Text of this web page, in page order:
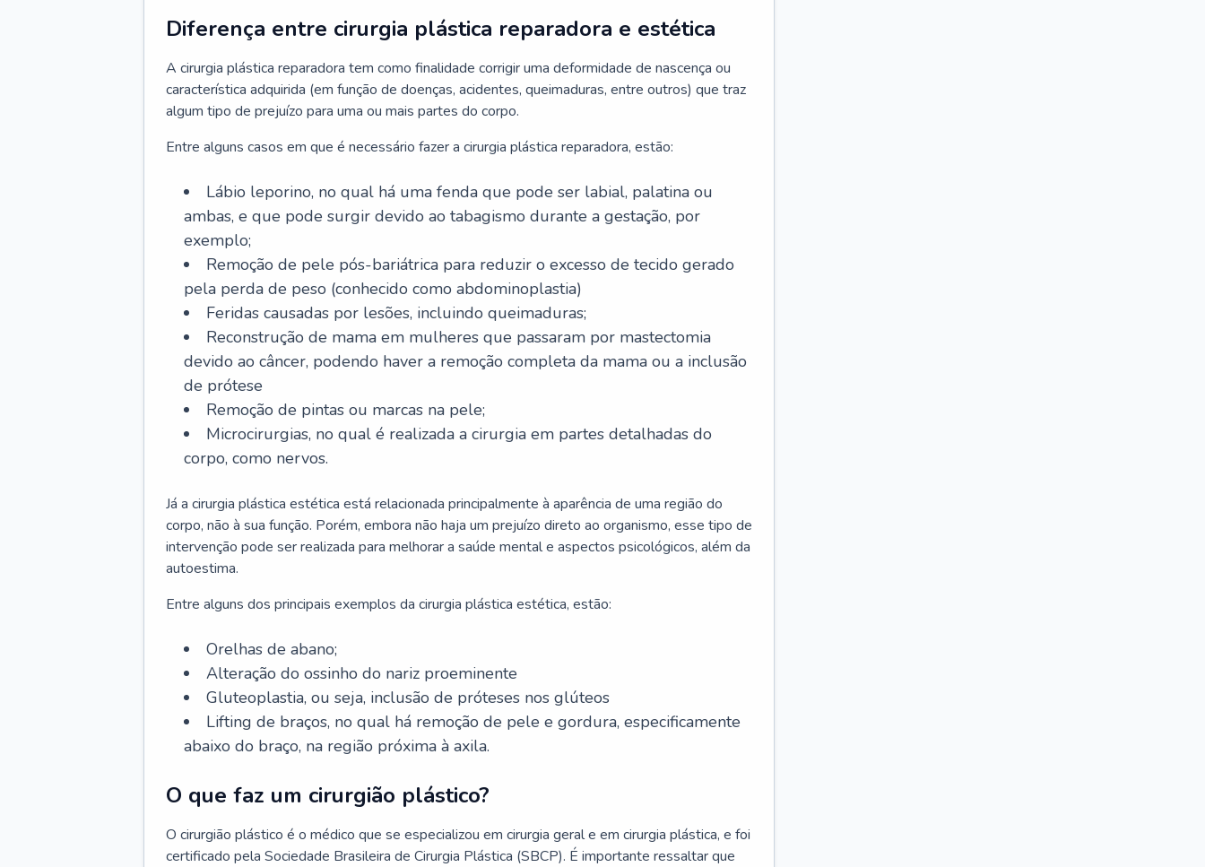
Diferença entre cirurgia plástica reparadora e estética
A cirurgia plástica reparadora tem como finalidade corrigir uma deformidade de nascença ou
característica adquirida (em função de doenças, acidentes, queimaduras, entre outros) que traz
algum tipo de prejuízo para uma ou mais partes do corpo.
Entre alguns casos em que é necessário fazer a cirurgia plástica reparadora, estão:
Lábio leporino, no qual há uma fenda que pode ser labial, palatina ou
ambas, e que pode surgir devido ao tabagismo durante a gestação, por
exemplo;
Remoção de pele pós-bariátrica para reduzir o excesso de tecido gerado
pela perda de peso (conhecido como abdominoplastia)
Feridas causadas por lesões, incluindo queimaduras;
Reconstrução de mama em mulheres que passaram por mastectomia
devido ao câncer, podendo haver a remoção completa da mama ou a inclusão
de prótese
Remoção de pintas ou marcas na pele;
Microcirurgias, no qual é realizada a cirurgia em partes detalhadas do
corpo, como nervos.
Já a cirurgia plástica estética está relacionada principalmente à aparência de uma região do
corpo, não à sua função. Porém, embora não haja um prejuízo direto ao organismo, esse tipo de
intervenção pode ser realizada para melhorar a saúde mental e aspectos psicológicos, além da
autoestima.
Entre alguns dos principais exemplos da cirurgia plástica estética, estão:
Orelhas de abano;
Alteração do ossinho do nariz proeminente
Gluteoplastia, ou seja, inclusão de próteses nos glúteos
Lifting de braços, no qual há remoção de pele e gordura, especificamente
abaixo do braço, na região próxima à axila.
O que faz um cirurgião plástico?
O cirurgião plástico é o médico que se especializou em cirurgia geral e em cirurgia plástica, e foi
certificado pela Sociedade Brasileira de Cirurgia Plástica (SBCP). É importante ressaltar que